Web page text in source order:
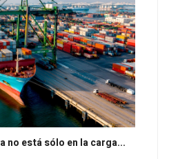
no está sólo en la carga...